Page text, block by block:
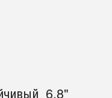
6.8"